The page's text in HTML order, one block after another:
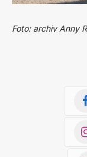
Foto: archiv Anny